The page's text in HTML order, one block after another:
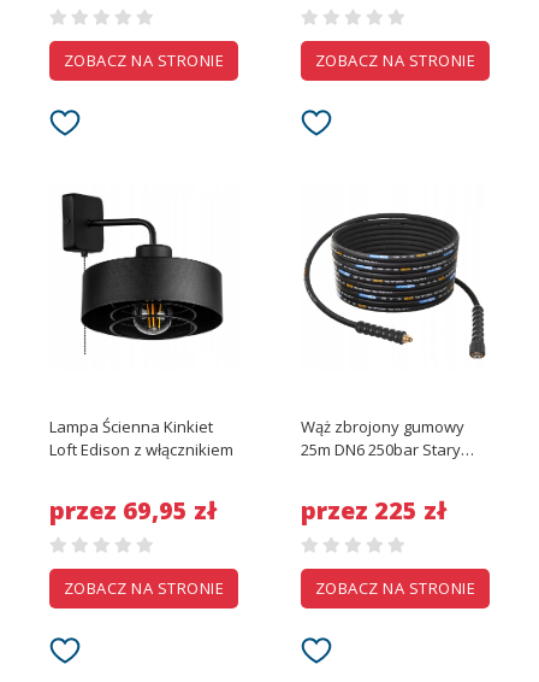
ZOBACZ NA STRONIE ZOBACZ NA STRONIE
Lampa Ścienna Kinkiet
Loft Edison z włącznikiem
przez 69,95 zł
ZOBACZ NA STRONIE
Wąż zbrojony gumowy
25m DN6 250bar Stary
przez 225 zł
ZOBACZ NA STRONIE